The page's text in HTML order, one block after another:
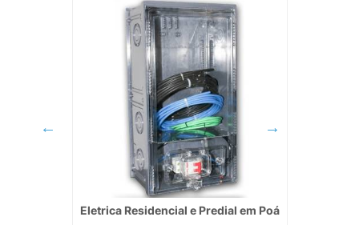
Eletrica Residencial e Predial em Poá